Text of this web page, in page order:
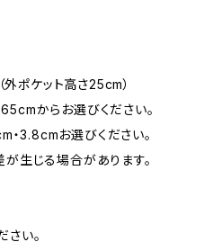
ポケット高さ25cm）
からお選びください。
・3.8cmお選びください。
生じる場合があります。
い。